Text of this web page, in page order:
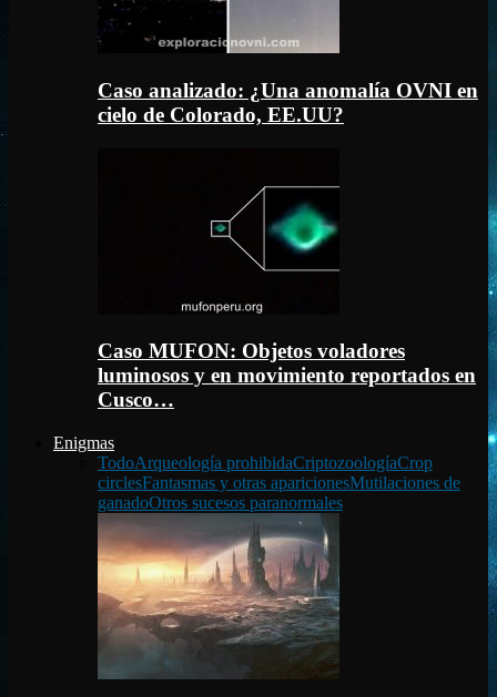
Caso analizado: ¿Una anomalía OVNI en
cielo de Colorado, EE.UU?
Caso MUFON: Objetos voladores
luminosos y en movimiento reportados en
Cusco…
Enigmas
TodoArqueología prohibidaCriptozoologíaCrop
circlesFantasmas y otras aparicionesMutilaciones de
ganadoOtros sucesos paranormales